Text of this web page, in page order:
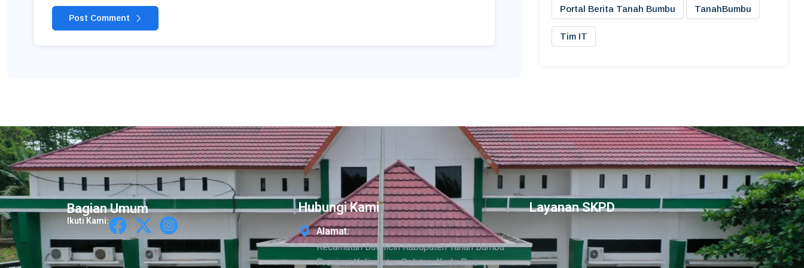
Post Comment
Portal Berita Tanah Bumbu TanahBumbu
Tim IT
Bagian Umum
Ikuti Kami:
Hubungi Kami
Alamat:
Kecamatan Batulicin Kabupaten Tanah Bumbu
Provinsi Kalimantan Selatan-Kode Pos
Layanan SKPD